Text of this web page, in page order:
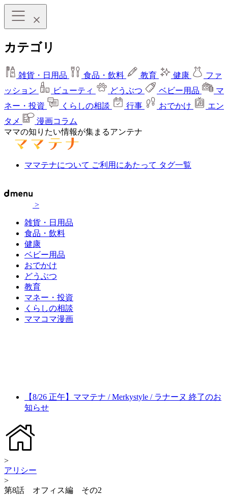
カテゴリ
雑貨・日用品 食品・飲料 教育 健康
ファ
ッション
ビューティ どうぶつ ベビー用品
マ
ネー・投資
くらしの相談 行事 おでかけ
エン
タメ
漫画コラム
ママの知りたい情報が集まるアンテナ
ママテナについて ご利用にあたって タグ一覧
>
雑貨・日用品
食品・飲料
健康
ベビー用品
おでかけ
どうぶつ
教育
マネー・投資
くらしの相談
ママコマ漫画
【8/26 正午】ママテナ / Merkystyle / ラナーヌ 終了のお
知らせ
>
アリシー
>
第8話 オフィス編 その2